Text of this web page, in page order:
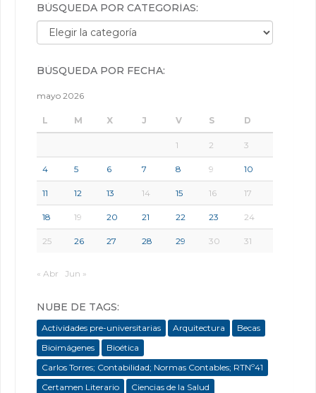
BÚSQUEDA POR CATEGORÍAS:
Búsqueda por categorías:
BÚSQUEDA POR FECHA:
mayo 2026
L M X J V S D
1 2 3
4 5 6 7 8 9 10
11 12 13 14 15 16 17
18 19 20 21 22 23 24
25 26 27 28 29 30 31
« Abr Jun »
NUBE DE TAGS:
Actividades pre-universitarias Arquitectura
Becas
Bioimágenes
Bioética
Carlos Torres; Contabilidad; Normas Contables; RTNº41
Certamen Literario
Ciencias de la Salud